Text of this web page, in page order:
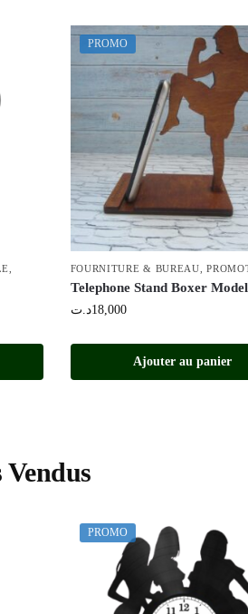
PROMO
FOURNITURE & BUREAU ,
Telephone Stand Boxer Model
18,000د.ت
Ajouter au panier
PROMO